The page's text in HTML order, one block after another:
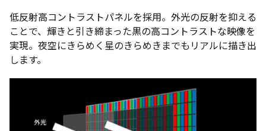
低反射高コントラストパネルを採用。外光の反射を抑える
ことで、輝きと引き締まった黒の高コントラストな映像を
実現。夜空にきらめく星のきらめきまでもリアルに描き出
します。